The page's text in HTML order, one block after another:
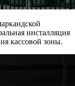
инсталляция
кассовой зоны.